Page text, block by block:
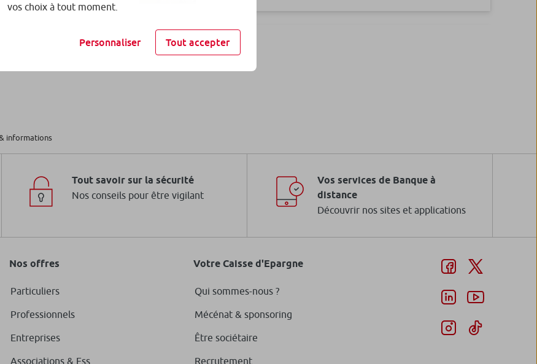
: libre choix et
Fonds de Garantie des Dépôts et de
Résolution
en déshérence
En savoir plus
informations
Tout savoir sur la sécurité
Nos conseils pour être vigilant
Vos services de Banque à
distance
Découvrir nos sites et applications
Nos offres
Particuliers
Professionnels
Entreprises
Associations & Ess
Votre Caisse d'Epargne
Qui sommes-nous ?
Mécénat & sponsoring
Être sociétaire
Recrutement
vos choix à tout moment.
Personnaliser Tout accepter